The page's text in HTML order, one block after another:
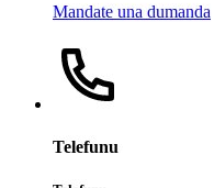
Mandate una dumanda
Telefunu